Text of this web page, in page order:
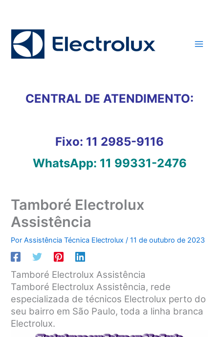
conteúdo
CENTRAL DE ATENDIMENTO:
Fixo: 11 2985-9116
WhatsApp: 11 99331-2476
Tamboré Electrolux
Assistência
PorAssistência Técnica Electrolux/11 de outubro de 2023
Tamboré Electrolux Assistência
Tamboré Electrolux Assistência, rede
especializada de técnicos Electrolux perto do
seu bairro em São Paulo, toda a linha branca
Electrolux.